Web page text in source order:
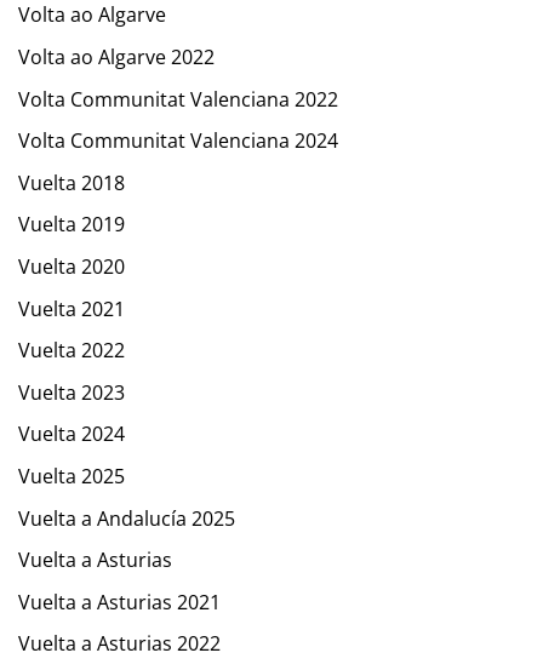
Volta ao Algarve
Volta ao Algarve 2022
Volta Communitat Valenciana 2022
Volta Communitat Valenciana 2024
Vuelta 2018
Vuelta 2019
Vuelta 2020
Vuelta 2021
Vuelta 2022
Vuelta 2023
Vuelta 2024
Vuelta 2025
Vuelta a Andalucía 2025
Vuelta a Asturias
Vuelta a Asturias 2021
Vuelta a Asturias 2022